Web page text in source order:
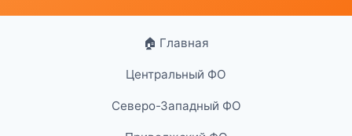
🏠 Главная
Центральный ФО
Северо-Западный ФО